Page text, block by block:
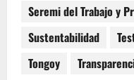
Seremi del Trabajo y
Sustentabilidad
Tongoy